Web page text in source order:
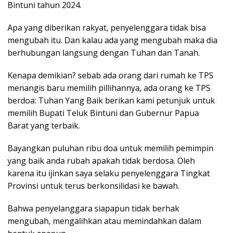
Bintuni tahun 2024.
Apa yang diberikan rakyat, penyelenggara tidak bisa
mengubah itu. Dan kalau ada yang mengubah maka dia
berhubungan langsung dengan Tuhan dan Tanah.
Kenapa demikian? sebab ada orang dari rumah ke TPS
menangis baru memilih pillihannya, ada orang ke TPS
berdoa: Tuhan Yang Baik berikan kami petunjuk untuk
memilih Bupati Teluk Bintuni dan Gubernur Papua
Barat yang terbaik.
Bayangkan puluhan ribu doa untuk memilih pemimpin
yang baik anda rubah apakah tidak berdosa. Oleh
karena itu ijinkan saya selaku penyelenggara Tingkat
Provinsi untuk terus berkonsilidasi ke bawah.
Bahwa penyelanggara siapapun tidak berhak
mengubah, mengalihkan atau memindahkan dalam